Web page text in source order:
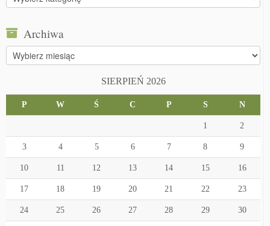
Archiwa
Archiwa
SIERPIEŃ 2026
P W Ś C P S N
1 2
3 4 5 6 7 8 9
10 11 12 13 14 15 16
17 18 19 20 21 22 23
24 25 26 27 28 29 30